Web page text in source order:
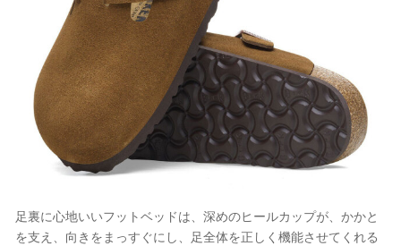
足裏に心地いいフットベッドは、深めのヒールカップが、かかと
を支え、向きをまっすぐにし、足全体を正しく機能させてくれる